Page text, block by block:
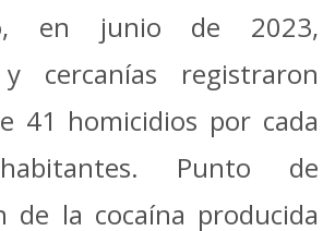
en junio de 2023,
cercanías registraron
41 homicidios por cada
Punto de
de la cocaína producida